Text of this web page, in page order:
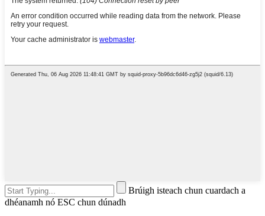
Brúigh isteach chun cuardach a
dhéanamh nó ESC chun dúnadh